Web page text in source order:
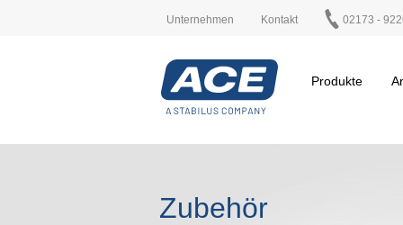
Unternehmen Kontakt 02173 -
Produkte
Zubehör